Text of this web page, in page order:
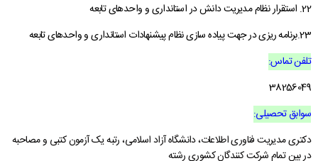
22. استقرار نظام مدیریت دانش در استانداری و واحدهای تابعه
23.برنامه ریزی در جهت پیاده سازی نظام پیشنهادات استانداری و واحدهای تابعه
تلفن تماس:
38256049
سوابق تحصیلی:
دکتری مدیریت فناوری اطلاعات، دانشگاه آزاد اسلامی، رتبه یک آزمون کتبی و مصاحبه
در بین تمام شرکت کنندگان کشوری رشته